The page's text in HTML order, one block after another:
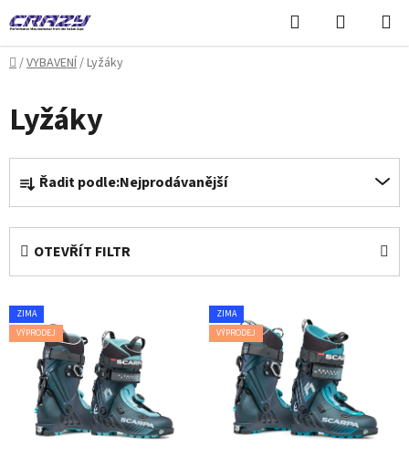
na
obsah
Hledat
KOŠÍK
Domů
/VYBAVENÍ/Lyžáky
Lyžáky
Ř
z
e
í
p
r
Řadit podle:Nejprodávanější
OTEVŘÍT FILTR
V
ý
ZIMA
VÝPRODEJ
ZIMA
VÝPRODEJ